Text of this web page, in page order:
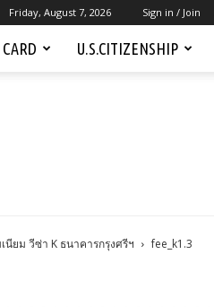
Friday, August 7, 2026 Sign in / Join
U.S.CITIZENSHIP
นียม วีซ่า K ธนาคารกรุงศรีฯ fee_k1.3